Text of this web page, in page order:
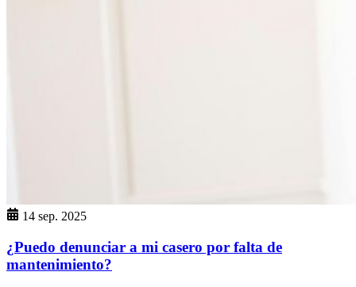
14 sep. 2025
¿Puedo denunciar a mi casero por falta de
mantenimiento?